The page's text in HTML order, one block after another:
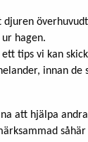
djuren
hagen.
tips vi kan
innan de
att hjälpa